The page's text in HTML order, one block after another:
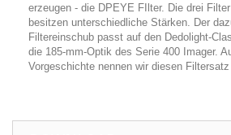
erzeugen - die DPEYE FIlter. Die drei
besitzen unterschiedliche Stärken. Der
Filtereinschub passt auf den Dedolight-
die 185-mm-Optik des Serie 400 Imager.
Vorgeschichte nennen wir diesen Filtersatz